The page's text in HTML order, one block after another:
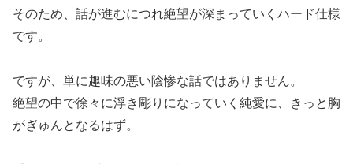
そのため、話が進むにつれ絶望が深まっていくハード仕様
です。
ですが、単に趣味の悪い陰惨な話ではありません。
絶望の中で徐々に浮き彫りになっていく純愛に、きっと胸
がぎゅんとなるはず。